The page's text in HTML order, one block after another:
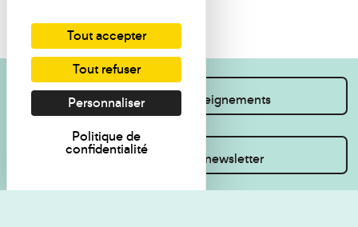
Je souhaite des renseignements
Inscrivez-vous à la newsletter
Tout accepter
Tout refuser
Personnaliser
Politique de
confidentialité